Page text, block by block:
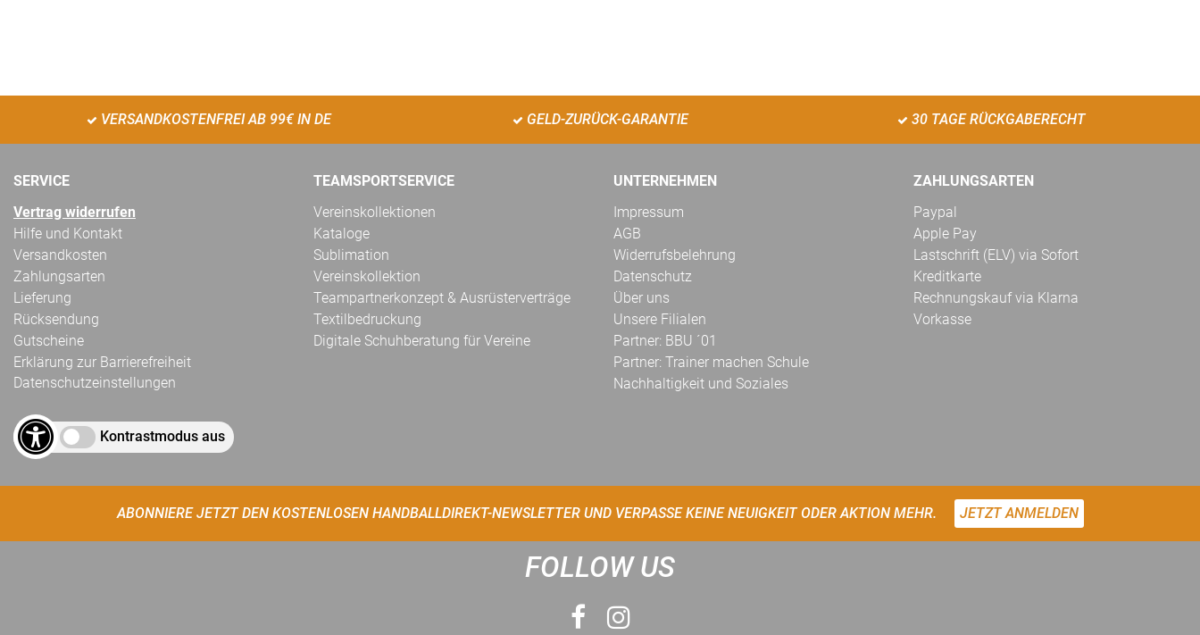
VERSANDKOSTENFREI AB 99€ IN DE GELD-ZURÜCK-GARANTIE 30 TAGE RÜCKGABERECHT
SERVICE
Vertrag widerrufen
Hilfe und Kontakt
Versandkosten
Zahlungsarten
Lieferung
Rücksendung
Gutscheine
Erklärung zur Barrierefreiheit
Datenschutzeinstellungen
Kontrastmodus aus
TEAMSPORTSERVICE
Vereinskollektionen
Kataloge
Sublimation
Vereinskollektion
Teampartnerkonzept & Ausrüsterverträge
Textilbedruckung
Digitale Schuhberatung für Vereine
UNTERNEHMEN
Impressum
AGB
Widerrufsbelehrung
Datenschutz
Über uns
Unsere Filialen
Partner: BBU ´01
Partner: Trainer machen Schule
Nachhaltigkeit und Soziales
ZAHLUNGSARTEN
Paypal
Apple Pay
Lastschrift (ELV) via Sofort
Kreditkarte
Rechnungskauf via Klarna
Vorkasse
ABONNIERE JETZT DEN KOSTENLOSEN HANDBALLDIREKT-NEWSLETTER UND VERPASSE KEINE NEUIGKEIT ODER AKTION MEHR. JETZT ANMELDEN
FOLLOW US